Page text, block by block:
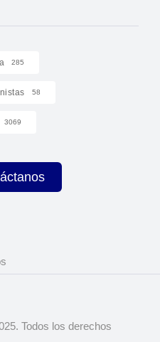
285
58
3069
Todos los derechos